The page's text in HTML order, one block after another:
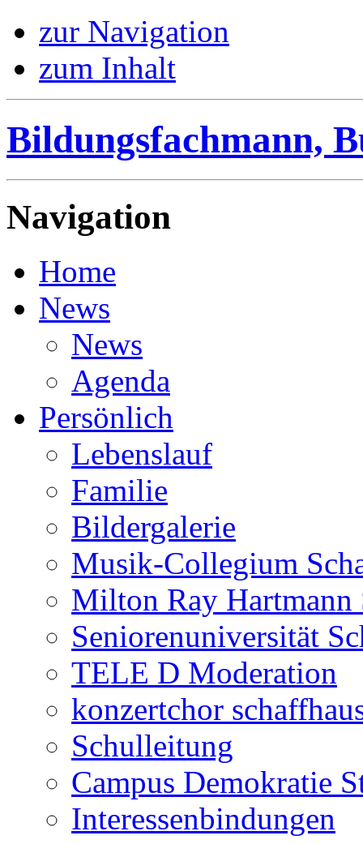
zur Navigation
zum Inhalt
Bildungsfachmann,
Navigation
Home
News
News
Agenda
Persönlich
Lebenslauf
Familie
Bildergalerie
Musik-Collegium
Milton Ray
Seniorenuniversität
TELE D Moderation
konzertchor
Schulleitung
Campus Demokratie
Interessenbindungen